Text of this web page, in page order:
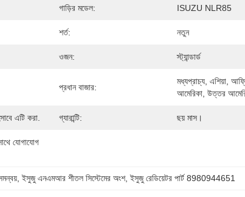
গাড়ির মডেল: ISUZU NLR85
শর্ত: নতুন
ওজন: স্ট্যান্ডার্ড
প্রধান বাজার:
মধ্যপ্রাচ্য, এশিয়া,
আমেরিকা, উত্তর
এটি করা. গ্যারান্টি: ছয় মাস।
যোগাযোগ
, ইসুজু এনএমআর শীতল সিস্টেমের অংশ, ইসুজু রেডিয়েটর পার্ট 8980944651